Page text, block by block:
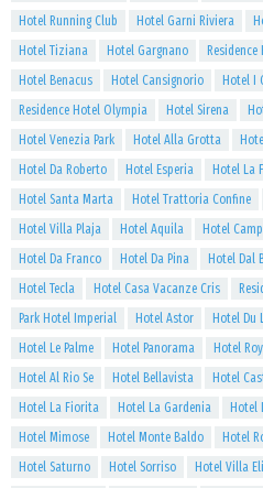
Hotel Running Club
Hotel Garni Riviera
Hotel Tiziana
Hotel Gargnano
Hotel Benacus
Hotel Cansignorio Hotel I
Residence Hotel Olympia
Hotel Sirena
Hotel Venezia Park
Hotel Alla Grotta
Hotel Da Roberto
Hotel Esperia Hotel La
Hotel Santa Marta
Hotel Trattoria Confine
Hotel Villa Plaja
Hotel Aquila Hotel
Hotel Da Franco
Hotel Da Pina Hotel Dal
Hotel Tecla
Hotel Casa Vacanze Cris
Park Hotel Imperial
Hotel Astor Hotel Du
Hotel Le Palme
Hotel Panorama Hotel
Hotel Al Rio Se
Hotel Bellavista Hotel
Hotel La Fiorita
Hotel La Gardenia Hotel
Hotel Mimose
Hotel Monte Baldo Hotel
Hotel Saturno
Hotel Sorriso Hotel Villa